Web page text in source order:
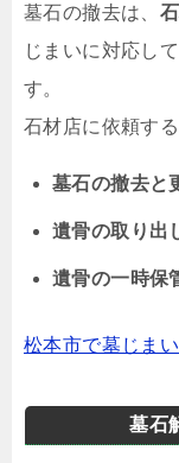
墓石の撤去は、
じまいに対応し
す。
石材店に依頼す
墓石の撤去と
遺骨の取り出
遺骨の一時保
松本市で墓じま
墓石